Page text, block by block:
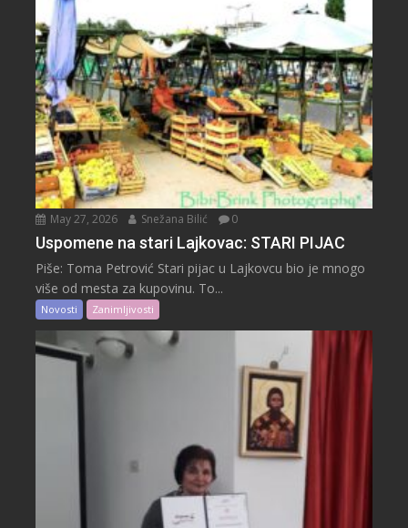
May 27, 2026 Snežana Bilić 0
Uspomene na stari Lajkovac: STARI PIJAC
Piše: Toma Petrović Stari pijac u Lajkovcu bio je mnogo
više od mesta za kupovinu. To...
Novosti Zanimljivosti